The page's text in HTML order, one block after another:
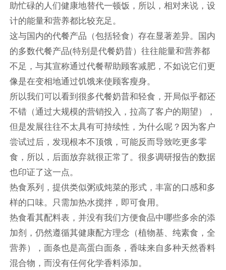
助忙碌的人们健康地替代一顿饭，所以，相对来说，设
计的能量和营养都比较充足。
这与国内的代餐产品（包括轻食）存在显著差异。国内
的多数代餐产品(特别是代餐奶昔）往往能量和营养都
不足，与其宣称通过代餐帮助顾客减肥，不如说它们更
像是在变相地通过饥饿来使顾客瘦身。
所以我们可以看到很多代餐奶昔和轻食，开局似乎都还
不错（通过大规模的营销投入，拉高了客户的期望），
但是发展往往不太具有可持续性，为什么呢？因为客户
尝试过后，发现根本不顶饿，可能反而导致吃更多零
食，所以，后面放弃就很正常了。很多调研报告的数据
也印证了这一点。
热食系列，提供类似粥或炖菜的形式，丰富的口感和多
样的口味。只需加热水搅拌，即可食用。
热食看其配料表，并没有我们方便食品中哪些多余的添
加剂，仍然遵循其健康配方理念（植物基、纯素食，全
营养），面条也是高蛋白面条，香味来自多种天然香料
混合物，而没有任何化学香料添加。